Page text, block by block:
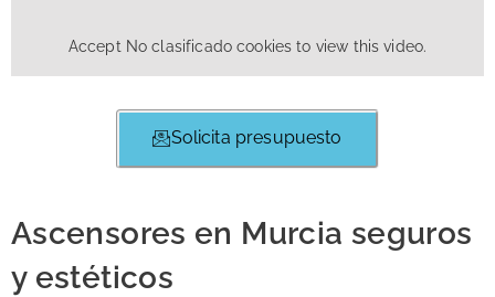
Accept No clasificadocookies to view this video.
Solicita presupuesto
Ascensores en Murcia seguros
y estéticos